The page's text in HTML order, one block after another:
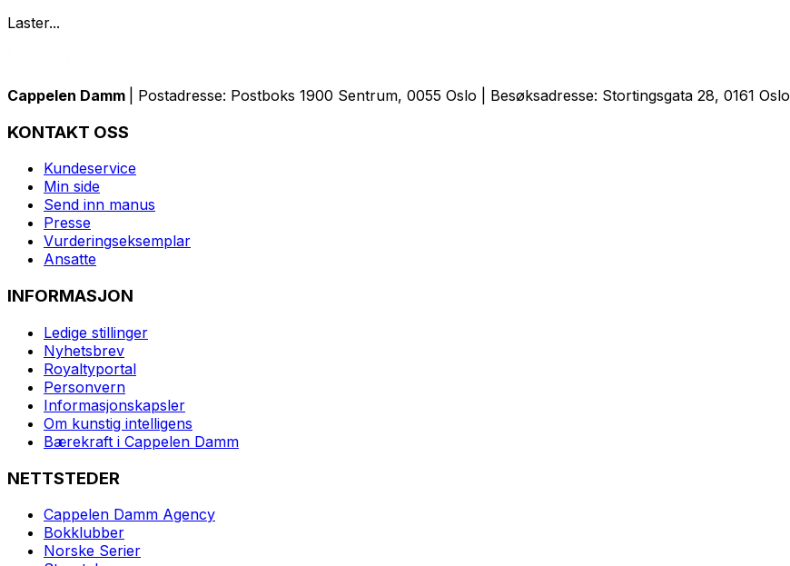
Laster...
Cappelen Damm | Postadresse: Postboks 1900 Sentrum, 0055 Oslo | Besøksadresse: Stortingsgata 28, 0161 Oslo
KONTAKT OSS
Kundeservice
Min side
Send inn manus
Presse
Vurderingseksemplar
Ansatte
INFORMASJON
Ledige stillinger
Nyhetsbrev
Royaltyportal
Personvern
Informasjonskapsler
Om kunstig intelligens
Bærekraft i Cappelen Damm
NETTSTEDER
Cappelen Damm Agency
Bokklubber
Norske Serier